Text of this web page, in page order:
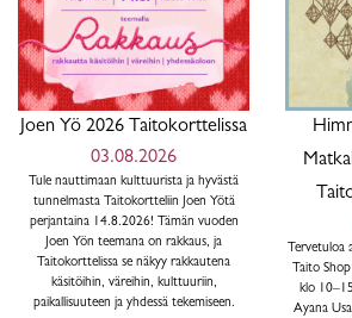
Joen Yö 2026 Taitokorttelissa
03.08.2026
Tule nauttimaan kulttuurista ja hyvästä
tunnelmasta Taitokortteliin Joen Yötä
perjantaina 14.8.2026! Tämän vuoden
Joen Yön teemana on rakkaus, ja
Taitokorttelissa se näkyy rakkautena
käsitöihin, väreihin, kulttuuriin,
paikallisuuteen ja yhdessä tekemiseen.
Tervetuloa
Taito
klo
Ayana